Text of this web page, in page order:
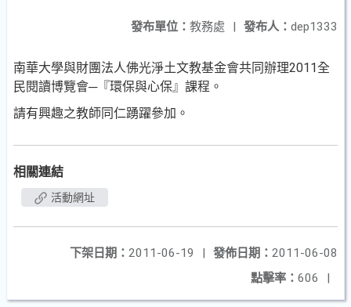
發布人： dep1333
發布單位： 教務處 |
南華大學與財團法人佛光淨土文教基金會共同辦理2011全
民閱讀博覽會─『環保與心保』課程。
請有興趣之教師同仁踴躍參加。
相關連結
活動網址
發佈日期： 2011-06-08
下架日期： 2011-06-19
|
點擊率： 606 |